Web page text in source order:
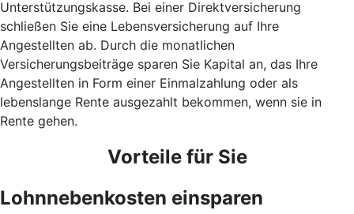
Unterstützungskasse. Bei einer Direktversicherung
schließen Sie eine Lebensversicherung auf Ihre
Angestellten ab. Durch die monatlichen
Versicherungsbeiträge sparen Sie Kapital an, das Ihre
Angestellten in Form einer Einmalzahlung oder als
lebenslange Rente ausgezahlt bekommen, wenn sie in
Rente gehen.
Vorteile für Sie
Lohnnebenkosten einsparen